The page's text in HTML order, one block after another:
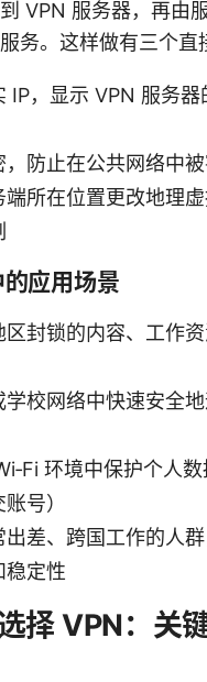
VPN 服务器，再由
务。这样做有三个直
IP，显示 VPN 服务器
，防止在公共网络中
端所在位置更改地理
应用场景
区封锁的内容、工作
学校网络中快速安全
环境中保护个人
号）
出差、跨国工作的人
稳定性
择 VPN：关